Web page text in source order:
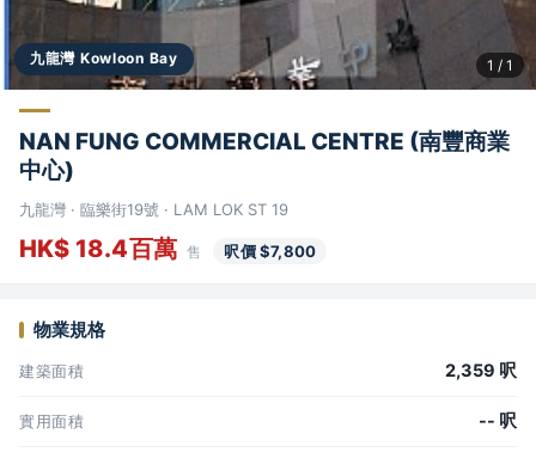
九龍灣 Kowloon Bay 1 / 1
NAN FUNG COMMERCIAL CENTRE (南豐商業
中心)
九龍灣 · 臨樂街19號 · LAM LOK ST 19
HK$ 18.4百萬 售 呎價 $7,800
物業規格
建築面積 2,359 呎
實用面積 -- 呎